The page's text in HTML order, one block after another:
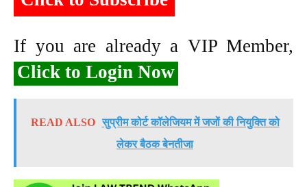
If you are already a VIP Member,
Click to Login Now
READ ALSO सुप्रीम कोर्ट कॉलेजियम में जजों की नियुक्ति को
लेकर बैठक बेनतीजा